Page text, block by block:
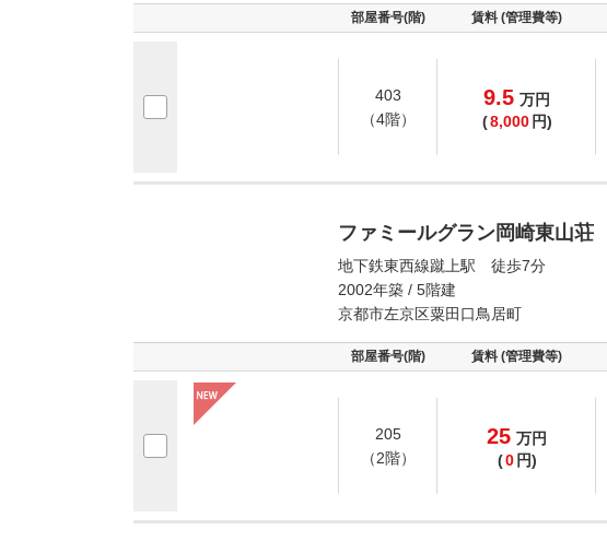
部屋番号(階) 賃料 (管理費等)
403
（4階）
9.5 万円
(8,000 円)
ファミールグラン岡崎東山荘
地下鉄東西線蹴上駅 徒歩7分
2002年築 / 5階建
京都市左京区粟田口鳥居町
部屋番号(階) 賃料 (管理費等)
205
（2階）
25 万円
(0 円)